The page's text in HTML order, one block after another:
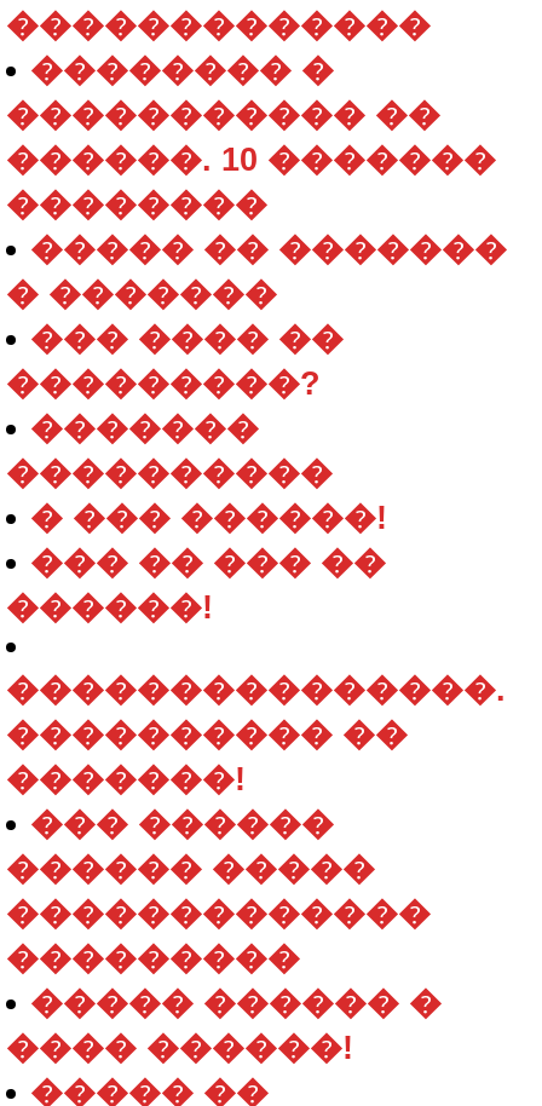
�������������
�������� �
����������� ��
������. 10 �������
��������
����� �� �������
� �������
��� ���� ��
���������?
�������
����������
� ��� ������!
��� �� ��� ��
������!
���������������.
���������� ��
�������!
��� ������
������ �����
�������������
���������
����� ������ �
���� ������!
����� ��